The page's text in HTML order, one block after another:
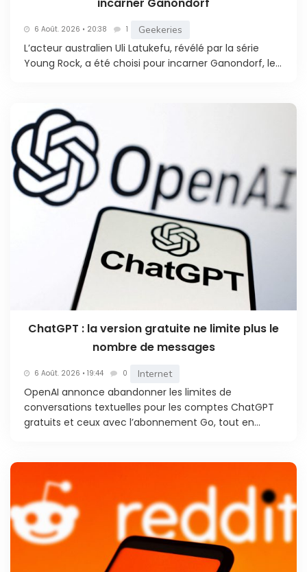
6 Août. 2026 • 20:38 1 Geekeries
L’acteur australien Uli Latukefu, révélé par la série
Young Rock, a été choisi pour incarner Ganondorf, le...
ChatGPT : la version gratuite ne limite plus le
nombre de messages
6 Août. 2026 • 19:44 0 Internet
OpenAI annonce abandonner les limites de
conversations textuelles pour les comptes ChatGPT
gratuits et ceux avec l’abonnement Go, tout en...